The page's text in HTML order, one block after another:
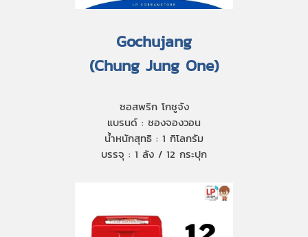
Gochujang
(Chung Jung One)
ซอสพริก โกชูจัง
แบรนด์ : ชองจองวอน
น้ำหนักสุทธิ : 1 กิโลกรัม
บรรจุ : 1 ลัง / 12 กระปุก